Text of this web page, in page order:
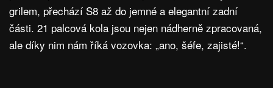
grilem, přechází S8 až do jemné a elegantní zadní
části. 21 palcová kola jsou nejen nádherně zpracovaná,
ale díky nim nám říká vozovka: „ano, šéfe, zajisté!“.